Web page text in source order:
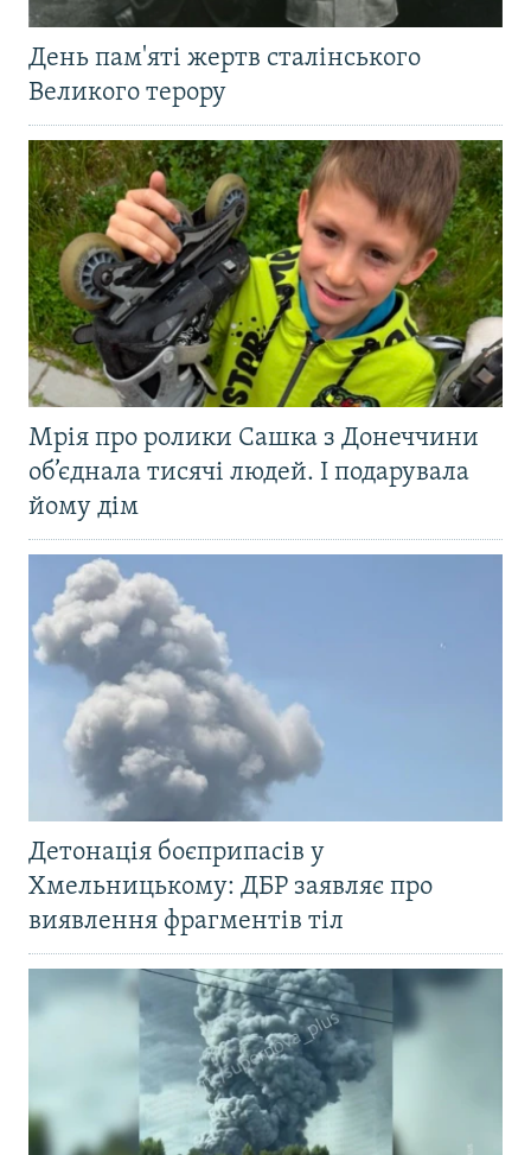
День пам'яті жертв сталінського
Великого терору
Мрія про ролики Сашка з Донеччини
об’єднала тисячі людей. І подарувала
йому дім
Детонація боєприпасів у
Хмельницькому: ДБР заявляє про
виявлення фрагментів тіл